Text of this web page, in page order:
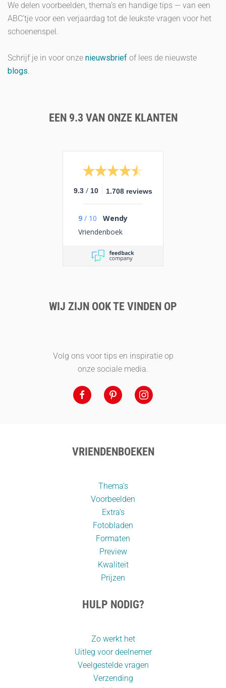
We delen voorbeelden, thema’s en handige tips — van een
ABC’tje voor een verjaardag tot de leukste vragen voor het
schoenenspel.
Schrijf je in voor onze nieuwsbrief of lees de nieuwste
blogs.
EEN 9.3 VAN ONZE KLANTEN
9.3 / 10 1.708 reviews
9 / 10
Wendy
Vriendenboek
WIJ ZIJN OOK TE VINDEN OP
Volg ons voor tips en inspiratie op
onze sociale media.
VRIENDENBOEKEN
Thema’s
Voorbeelden
Extra's
Fotobladen
Formaten
Preview
Kwaliteit
Prijzen
HULP NODIG?
Zo werkt het
Uitleg voor deelnemer
Veelgestelde vragen
Verzending